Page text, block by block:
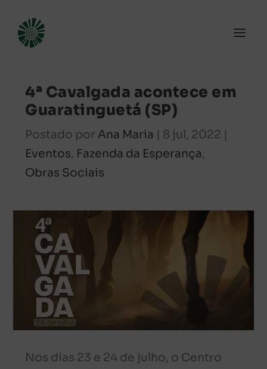
4ª Cavalgada acontece em
Guaratinguetá (SP)
Postado por Ana Maria | 8 jul, 2022 |
Eventos, Fazenda da Esperança,
Obras Sociais
Nos dias 23 e 24 de julho, o Centro